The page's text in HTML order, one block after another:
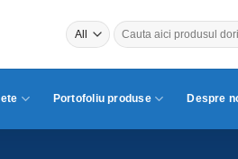
Caută
după:
Portofoliu produse Despre